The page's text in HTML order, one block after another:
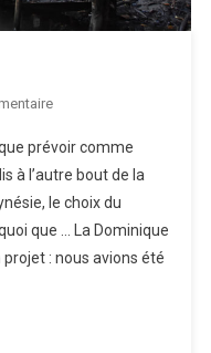
sur
en
Dominique
prévoir comme
à l’autre bout de la
le choix du
que … La Dominique
: nous avions été